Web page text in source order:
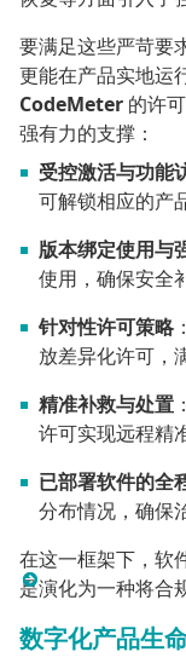
要满足这些严苛要
更能在产品实地运
CodeMeter 的许
强有力的支撑：
受控激活与功能
可解锁相应的产
版本绑定使用与
使用，确保安全
针对性许可策略
放差异化许可，
精准补救与处置
许可实现远程精
已部署软件的全
分布情况，确保
在这一框架下，软
是演化为一种将合
数字化产品生